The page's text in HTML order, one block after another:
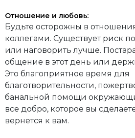
Отношение и любовь:
Будьте осторожны в
коллегами. Существует риск
или наговорить лучше.
общение в этот день или
Это благоприятное время для
благотворительности,
банальной помощи
все добро, которое вы
вернется к вам.